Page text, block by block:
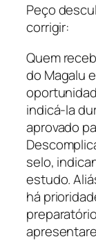
Peço
corrigir:
Quem
do Magalu
indicá-la
aprovado
selo,
estudo.
há